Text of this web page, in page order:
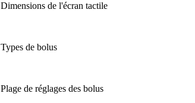
Dimensions de l'écran tactile
Types de bolus
Plage de réglages des bolus